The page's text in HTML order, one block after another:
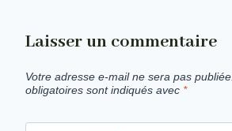
Laisser un commentaire
Votre adresse e-mail ne sera pas publiée.
obligatoires sont indiqués avec *